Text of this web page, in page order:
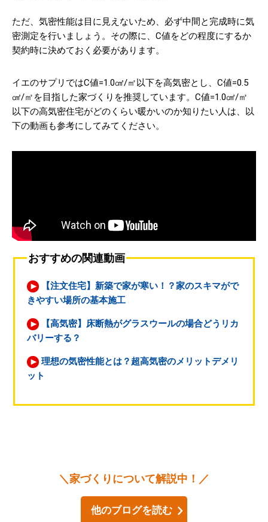
ただ、気密性能は目に見えないため、必ず中間と完成時に気
密測定を行いましょう。その際に、C値をどの程度にするか
契約時に決めておく必要があります。
イエのサプリではC値=1.0㎠/㎡以下を高気密とし、C値=0.5
㎠/㎡を目指した家づくりを推奨しています。C値=1.0㎠/㎡
以下の高気密住宅がどのくらい暖かいのか知りたい人は、以
下の動画も参考にしてみてください。
おすすめの関連動画
【注文住宅】新築で家が寒い！？家のスキマがで
きやすい場所の基本施工
【高気密】床断熱がグラスウールの場合どうリカ
バリーする？
理想の気密性能とは？超高気密のメリットデメリ
ット
＼家づくりについて解説中！／
他のブログを読む